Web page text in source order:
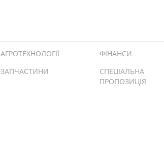
АГРОТЕХНОЛОГІЇ
ФІНАНСИ
ЗАПЧАСТИНИ
СПЕЦІАЛЬНА
ПРОПОЗИЦІЯ